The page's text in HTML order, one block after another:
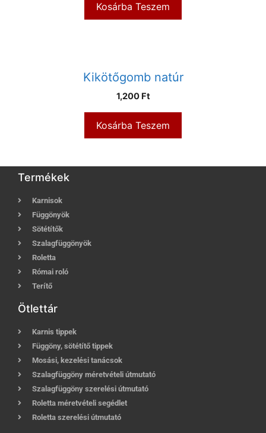
Kosárba Teszem
Kikötőgomb natúr
1,200 Ft
Kosárba Teszem
Termékek
Karnisok
Függönyök
Sötétítők
Szalagfüggönyök
Roletta
Római roló
Terítő
Ötlettár
Karnis tippek
Függöny, sötétítő tippek
Mosási, kezelési tanácsok
Szalagfüggöny méretvételi útmutató
Szalagfüggöny szerelési útmutató
Roletta méretvételi segédlet
Roletta szerelési útmutató